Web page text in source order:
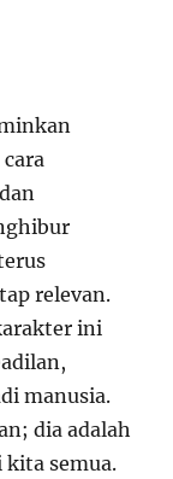
relevan.
ini
manusia.
dia adalah
kita semua.